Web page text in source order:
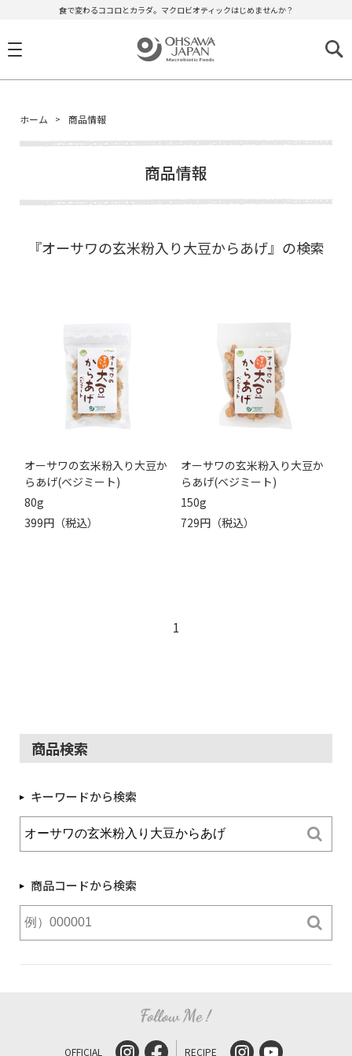
食で変わるココロとカラダ。マクロビオティックはじめませんか？
ホーム 商品情報
商品情報
『オーサワの玄米粉入り大豆からあげ』の検索
オーサワの玄米粉入り大豆か
らあげ(ベジミート)
80g
399円（税込）
オーサワの玄米粉入り大豆か
らあげ(ベジミート)
150g
729円（税込）
1
商品検索
キーワードから検索
商品コードから検索
OFFICIAL RECIPE